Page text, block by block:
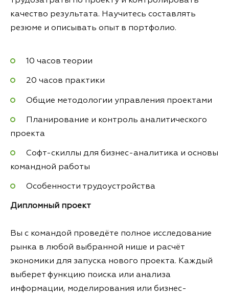
качество результата. Научитесь составлять
резюме и описывать опыт в портфолио.
10 часов теории
20 часов практики
Общие методологии управления проектами
Планирование и контроль аналитического
проекта
Софт-скиллы для бизнес-аналитика и основы
командной работы
Особенности трудоустройства
Дипломный проект
Вы с командой проведёте полное исследование
рынка в любой выбранной нише и расчёт
экономики для запуска нового проекта. Каждый
выберет функцию поиска или анализа
информации, моделирования или бизнес-